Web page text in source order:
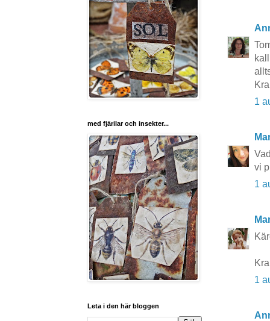
1
vi
1
1
med fjärilar och insekter...
Leta i den här bloggen